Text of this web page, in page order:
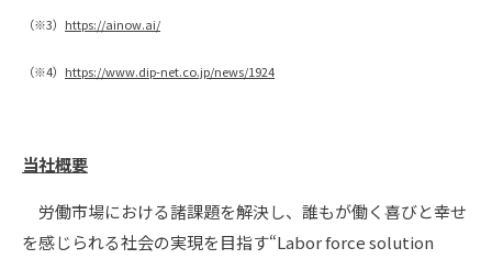
（※3） https://ainow.ai/
（※4） https://www.dip-net.co.jp/news/1924
当社概要
労働市場における諸課題を解決し、誰もが働く喜びと幸せ
を感じられる社会の実現を目指す“Labor force solution